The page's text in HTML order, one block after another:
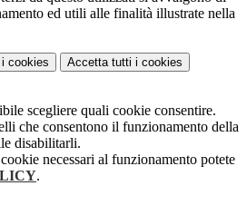
ed utili alle finalità illustrate nella
i cookies Accetta tutti i cookies
scegliere quali cookie consentire.
che consentono il funzionamento della
disabilitarli.
necessari al funzionamento potete
.